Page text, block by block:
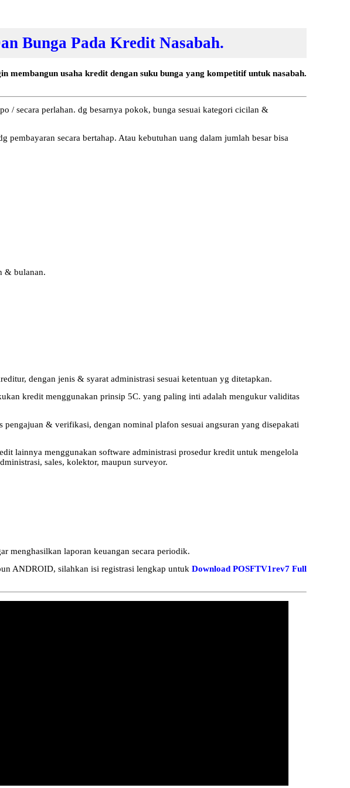
Bunga Pada Kredit Nasabah.
usaha kredit dengan suku bunga yang kompetitif untuk nasabah.
/ secara perlahan. dg besarnya pokok, bunga sesuai kategori cicilan &
secara bertahap. Atau kebutuhan uang dalam jumlah besar bisa
& bulanan.
dengan jenis & syarat administrasi sesuai ketentuan yg ditetapkan.
kredit menggunakan prinsip 5C. yang paling inti adalah mengukur validitas
& verifikasi, dengan nominal plafon sesuai angsuran yang disepakati
lainnya menggunakan software administrasi prosedur kredit untuk mengelola
sales, kolektor, maupun surveyor.
menghasilkan laporan keuangan secara periodik.
ANDROID, silahkan isi registrasi lengkap untuk Download POSFTV1rev7 Full